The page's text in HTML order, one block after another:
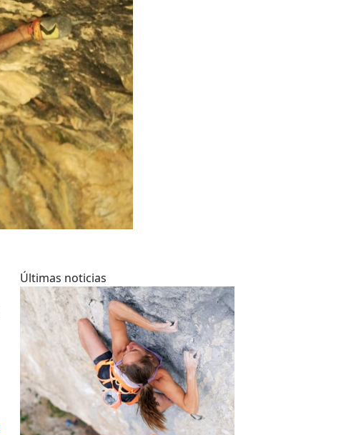
Últimas noticias